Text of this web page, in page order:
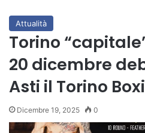
Attualità
Torino
20 dicembre
Asti il Torino
Dicembre 19, 2025 0